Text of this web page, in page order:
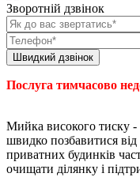
Зворотній дзвінок
Послуга тимчасово
Мийка високого тиску -
швидко позбавитися
приватних будинків
очищати ділянку і